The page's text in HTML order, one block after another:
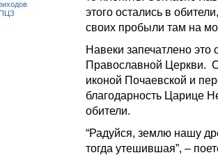
этого остались в
своих пробыли там на
Навеки запечатлено
Православной Церкви.
иконой Почаевской и
благодарность Царице
обители.
“Радуйся, землю нашу
тогда утешившая”, –